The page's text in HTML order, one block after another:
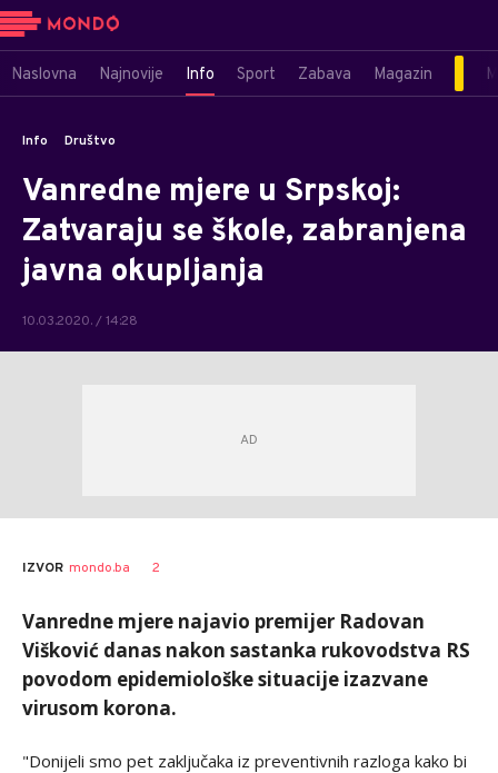
Naslovna Najnovije Info Sport Zabava Magazin
Info Društvo
Vanredne mjere u Srpskoj:
Zatvaraju se škole, zabranjena
javna okupljanja
10.03.2020. / 14:28
IZVOR mondo.ba 2
Vanredne mjere najavio premijer Radovan
Višković danas nakon sastanka rukovodstva RS
povodom epidemiološke situacije izazvane
virusom korona.
"Donijeli smo pet zaključaka iz preventivnih razloga kako bi